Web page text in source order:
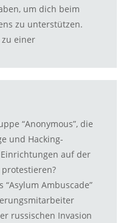
um dich beim
zu unterstützen.
zu einer
“Anonymous”, die
und Hacking-
auf der
Ambuscade”
russischen Invasion